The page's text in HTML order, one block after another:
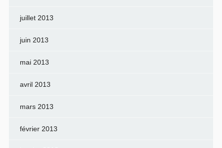
juillet 2013
juin 2013
mai 2013
avril 2013
mars 2013
février 2013